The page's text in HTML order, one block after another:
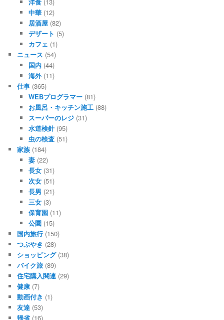
洋食(13)
中華(12)
居酒屋(82)
デザート (5)
カフェ (1)
ニュース (54)
国内(44)
海外(11)
仕事 (365)
WEBプログラマー(81)
お風呂・キッチン施工(88)
スーパーのレジ(31)
水道検針(95)
虫の検査(51)
家族 (184)
妻(22)
長女(31)
次女(51)
長男 (21)
三女(3)
保育園(11)
公園(15)
国内旅行 (150)
つぶやき (28)
ショッピング(38)
バイク旅 (89)
住宅購入関連 (29)
健康 (7)
動画付き (1)
友達 (53)
帰省(16)